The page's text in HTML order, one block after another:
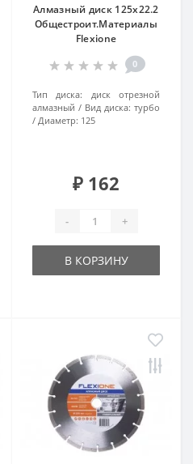
Алмазный диск 125х22.2
Общестроит.Материалы
Flexiоne
0
Тип диска:
диск отрезной
алмазный
Вид диска: турбо
Диаметр: 125
₽ 162
- +
В КОРЗИНУ